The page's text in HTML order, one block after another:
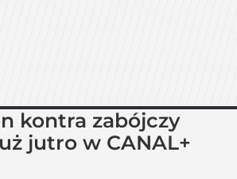
kontra zabójczy
jutro w CANAL+